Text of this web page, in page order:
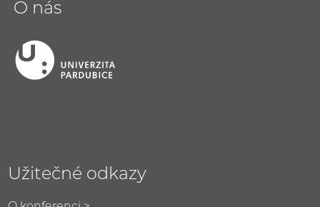
O nás
Užitečné odkazy